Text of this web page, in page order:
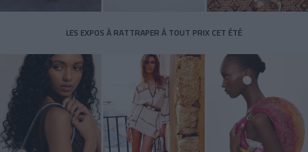
LES EXPOS À RATTRAPER À TOUT PRIX CET ÉTÉ